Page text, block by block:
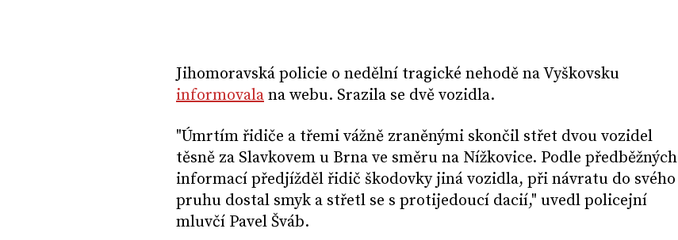
Jihomoravská policie o nedělní tragické nehodě na Vyškovsku
informovala na webu. Srazila se dvě vozidla.
"Úmrtím řidiče a třemi vážně zraněnými skončil střet dvou vozidel
těsně za Slavkovem u Brna ve směru na Nížkovice. Podle předběžných
informací předjížděl řidič škodovky jiná vozidla, při návratu do svého
pruhu dostal smyk a střetl se s protijedoucí dacií," uvedl policejní
mluvčí Pavel Šváb.